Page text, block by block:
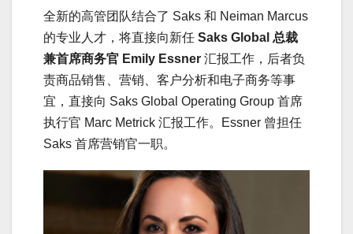
全新的高管团队结合了 Saks 和 Neiman Marcus
的专业人才，将直接向新任 Saks Global 总裁
兼首席商务官 Emily Essner 汇报工作，后者负
责商品销售、营销、客户分析和电子商务等事
宜，直接向 Saks Global Operating Group 首席
执行官 Marc Metrick 汇报工作。Essner 曾担任
Saks 首席营销官一职。